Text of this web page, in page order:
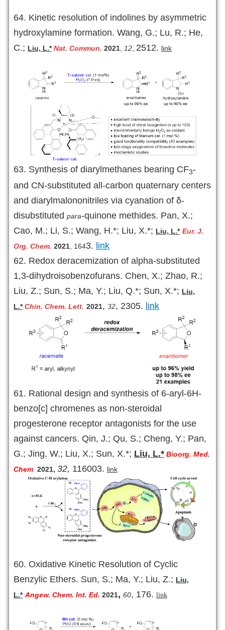
64. Kinetic resolution of indolines by asymmetric
hydroxylamine formation. Wang, G.; Lu, R.; He,
C.; Liu, L.* Nat. Commun. 2021, 12, 2512. link
63. Synthesis of diarylmethanes bearing CF3-
and CN-substituted all-carbon quaternary centers
and diarylmalononitriles via cyanation of δ-
disubstituted para-quinone methides. Pan, X.;
Cao, M.; Li, S.; Wang, H.*; Liu, X.*; Liu, L.* Eur. J.
Org. Chem. 2021, 1643. link
62. Redox deracemization of alpha-substituted
1,3-dihydroisobenzofurans. Chen, X.; Zhao, R.;
Liu, Z.; Sun, S.; Ma, Y.; Liu, Q.*; Sun, X.*; Liu,
L.* Chin. Chem. Lett. 2021, 32, 2305. link
61. Rational design and synthesis of 6-aryl-6H-
benzo[c] chromenes as non-steroidal
progesterone receptor antagonists for the use
against cancers. Qin, J.; Qu, S.; Cheng, Y.; Pan,
G.; Jing, W.; Liu, X.; Sun, X.*; Liu, L.* Bioorg. Med.
Chem. 2021, 32, 116003. link
60. Oxidative Kinetic Resolution of Cyclic
Benzylic Ethers. Sun, S.; Ma, Y.; Liu, Z.; Liu,
L.* Angew. Chem. Int. Ed. 2021, 60, 176. link